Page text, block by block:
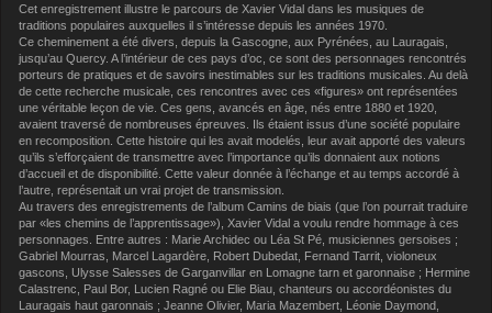
Cet enregistrement illustre le parcours de Xavier Vidal dans les musiques de
traditions populaires auxquelles il s’intéresse depuis les années 1970.
Ce cheminement a été divers, depuis la Gascogne, aux Pyrénées, au Lauragais,
jusqu’au Quercy. A l’intérieur de ces pays d’oc, ce sont des personnages rencontrés
porteurs de pratiques et de savoirs inestimables sur les traditions musicales. Au delà
de cette recherche musicale, ces rencontres avec ces «figures» ont représentées
une véritable leçon de vie. Ces gens, avancés en âge, nés entre 1880 et 1920,
avaient traversé de nombreuses épreuves. Ils étaient issus d’une société populaire
en recomposition. Cette histoire qui les avait modelés, leur avait apporté des valeurs
qu’ils s’efforçaient de transmettre avec l’importance qu’ils donnaient aux notions
d’accueil et de disponibilité. Cette valeur donnée à l’échange et au temps accordé à
l’autre, représentait un vrai projet de transmission.
Au travers des enregistrements de l’album Camins de biais (que l’on pourrait traduire
par «les chemins de l’apprentissage»), Xavier Vidal a voulu rendre hommage à ces
personnages. Entre autres : Marie Archidec ou Léa St Pé, musiciennes gersoises ;
Gabriel Mourras, Marcel Lagardère, Robert Dubedat, Fernand Tarrit, violoneux
gascons, Ulysse Salesses de Garganvillar en Lomagne tarn et garonnaise ; Hermine
Calastrenc, Paul Bor, Lucien Ragné ou Elie Biau, chanteurs ou accordéonistes du
Lauragais haut garonnais ; Jeanne Olivier, Maria Mazembert, Léonie Daymond,